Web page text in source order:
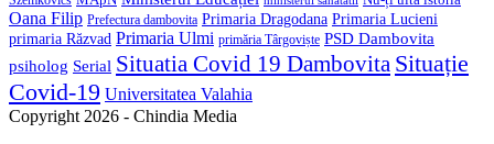
Oana Filip Prefectura dambovita Primaria Dragodana Primaria Lucieni
primaria Răzvad Primaria Ulmi primăria Târgoviște PSD Dambovita
psiholog Serial Situatia Covid 19 Dambovita Situație
Covid-19 Universitatea Valahia
Copyright 2026 - Chindia Media